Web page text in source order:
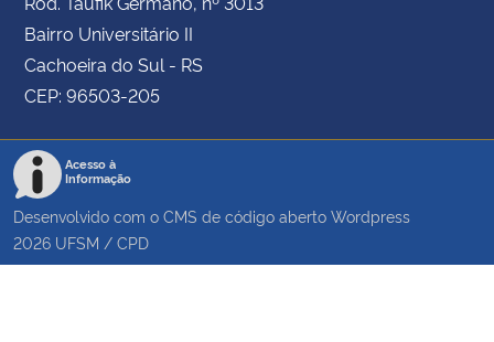
Bairro Universitário II
Cachoeira do Sul - RS
CEP: 96503-205
Acesso à
Informação
Desenvolvido com o CMS de código aberto Wordpress
2026 UFSM / CPD